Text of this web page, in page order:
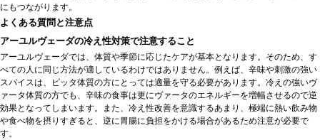
にもつながります。
よくある質問と注意点
アーユルヴェーダの冷え性対策で注意すること
アーユルヴェーダでは、体質や季節に応じたケアが基本となります。そのため、す
べての人に同じ方法が適しているわけではありません。例えば、辛味や刺激の強い
スパイスは、ピッタ体質の方にとっては適量を守る必要があります。冷えの強いヴ
ァータ体質の方でも、辛味の食事は更にヴァータのエネルギーを増幅させるので逆
効果となってしまいます。また、冷え性改善を意識するあまり、極端に熱い飲み物
や食べ物を摂りすぎると、逆に胃腸に負担をかける場合があるため注意が必要で
す。